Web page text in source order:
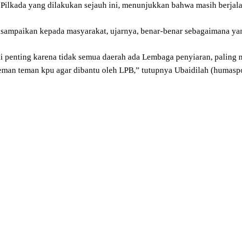
yang dilakukan sejauh ini, menunjukkan bahwa masih
kepada masyarakat, ujarnya, benar-benar sebagaimana
karena tidak semua daerah ada Lembaga penyiaran, paling
teman kpu agar dibantu oleh LPB,” tutupnya Ubaidilah